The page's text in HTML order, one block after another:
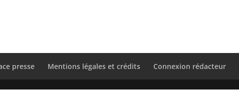
presse Mentions légales et crédits Connexion rédacteur